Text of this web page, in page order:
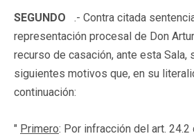
SEGUNDO .- Contra citada
representación procesal de Don
recurso de casación, ante esta Sala,
siguientes motivos que, en su
continuación:
" Primero: Por infracción del art.